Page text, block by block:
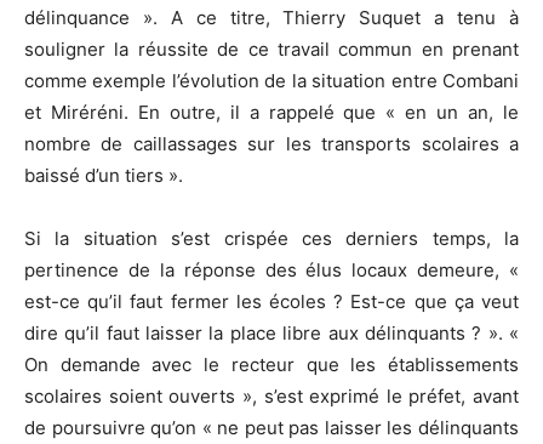
délinquance ». A ce titre, Thierry Suquet a tenu à
souligner la réussite de ce travail commun en prenant
comme exemple l’évolution de la situation entre Combani
et Miréréni. En outre, il a rappelé que « en un an, le
nombre de caillassages sur les transports scolaires a
baissé d’un tiers ».
Si la situation s’est crispée ces derniers temps, la
pertinence de la réponse des élus locaux demeure, «
est-ce qu’il faut fermer les écoles ? Est-ce que ça veut
dire qu’il faut laisser la place libre aux délinquants ? ». «
On demande avec le recteur que les établissements
scolaires soient ouverts », s’est exprimé le préfet, avant
de poursuivre qu’on « ne peut pas laisser les délinquants